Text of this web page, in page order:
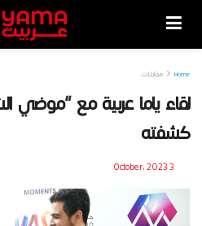
Home مقابلات
لقاء ياما عربية مع “موضي
كشفته
3 October، 2023